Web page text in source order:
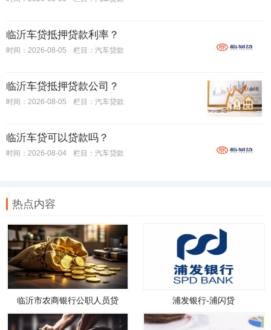
临沂车贷抵押贷款利率？
时间：2026-08-05 栏目： 汽车贷款
临沂车贷抵押贷款公司？
时间：2026-08-05 栏目： 汽车贷款
临沂车贷可以贷款吗？
时间：2026-08-04 栏目： 汽车贷款
热点内容
临沂市农商银行公职人员贷
款，临沂市农商银行公职人员
贷款政策
浦发银行-浦闪贷